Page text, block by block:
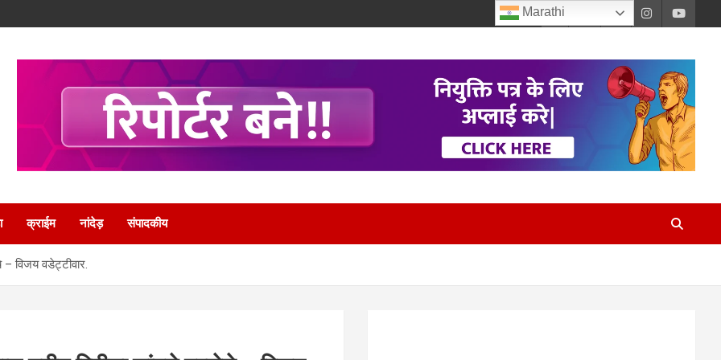
क्राईम नांदेड़ संपादकीय
– विजय वडेट्टीवार.
Marathi